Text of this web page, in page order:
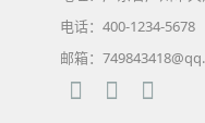
电话：400-1234-5678
邮箱：